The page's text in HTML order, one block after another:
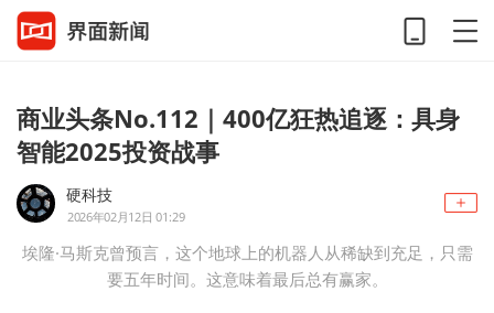
商业头条No.112｜400亿狂热追逐：具身
智能2025投资战事
硬科技
2026年02月12日 01:29
埃隆·马斯克曾预言，这个地球上的机器人从稀缺到充足，只需
要五年时间。这意味着最后总有赢家。